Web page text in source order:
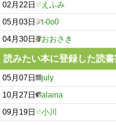
02月22日 えふみ
05月03日 t-0o0
04月30日 おおさき
読みたい本に登録した読
05月07日 july
10月27日 alaina
09月19日 小川